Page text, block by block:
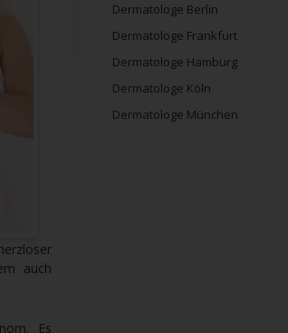
auch
Es
Dermatologe Berlin
Dermatologe Frankfurt
Dermatologe Hamburg
Dermatologe Köln
Dermatologe München